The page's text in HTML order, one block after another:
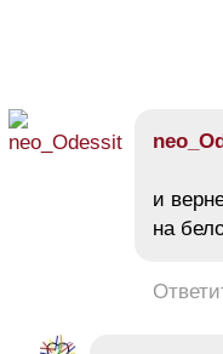
и
на